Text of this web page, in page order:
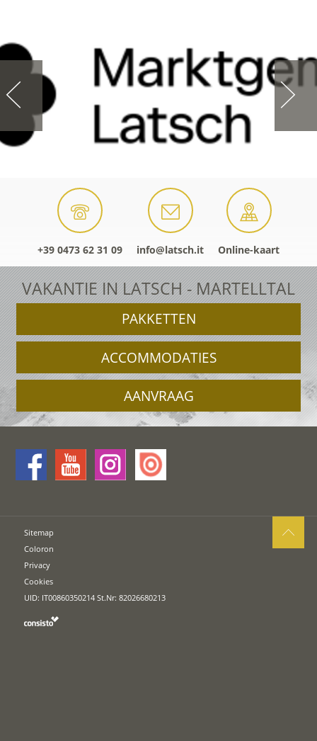
+39 0473 62 31 09 info@latsch.it Online-kaart
VAKANTIE IN LATSCH - MARTELLTAL
PAKKETTEN
ACCOMMODATIES
AANVRAAG
Sitemap
Coloron
Privacy
Cookies
UID: IT00860350214 St.Nr: 82026680213